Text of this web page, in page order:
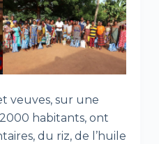
veuves, sur une
habitants, ont
du riz, de l’huile